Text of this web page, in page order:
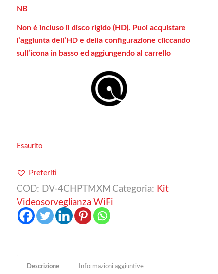
NB
Non è incluso il disco rigido (HD). Puoi acquistare
l’aggiunta dell’HD e della configurazione cliccando
sull’icona in basso ed aggiungendo al carrello
Esaurito
Preferiti
COD: DV-4CHPTMXM Categoria: Kit
Videosorveglianza WiFi
Descrizione Informazioni aggiuntive